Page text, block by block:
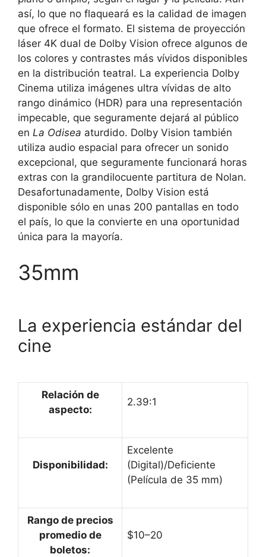
así, lo que no flaqueará es la calidad de imagen
que ofrece el formato. El sistema de proyección
láser 4K dual de Dolby Vision ofrece algunos de
los colores y contrastes más vívidos disponibles
en la distribución teatral. La experiencia Dolby
Cinema utiliza imágenes ultra vívidas de alto
rango dinámico (HDR) para una representación
impecable, que seguramente dejará al público
en La Odisea aturdido. Dolby Vision también
utiliza audio espacial para ofrecer un sonido
excepcional, que seguramente funcionará horas
extras con la grandilocuente partitura de Nolan.
Desafortunadamente, Dolby Vision está
disponible sólo en unas 200 pantallas en todo
el país, lo que la convierte en una oportunidad
única para la mayoría.
35mm
La experiencia estándar del
cine
Relación de
aspecto:
2.39:1
Disponibilidad:
Excelente
(Digital)/Deficiente
(Película de 35 mm)
Rango de precios
promedio de
boletos:
$10–20